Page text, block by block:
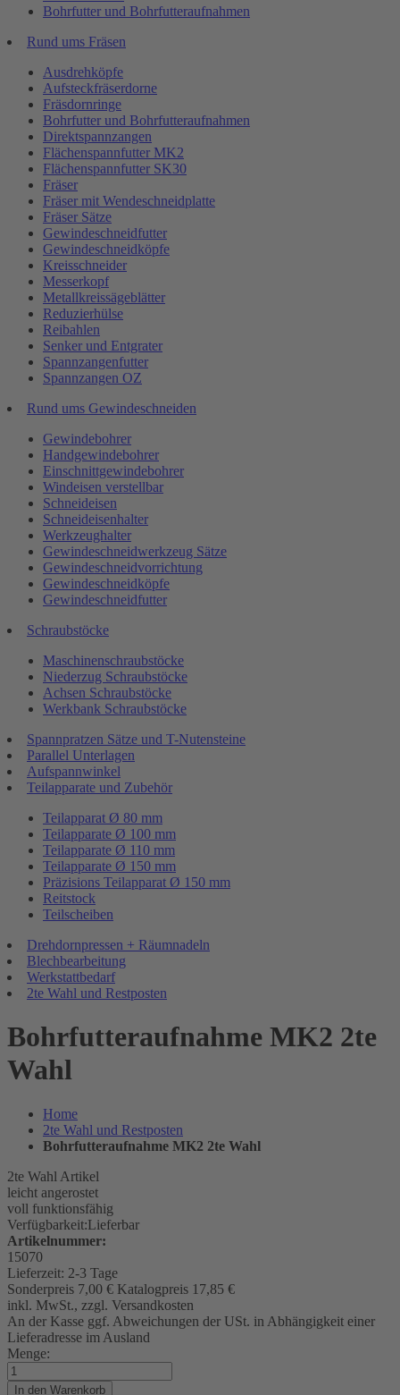
Bohrfutter und Bohrfutteraufnahmen
Rund ums Fräsen
Ausdrehköpfe
Aufsteckfräserdorne
Fräsdornringe
Bohrfutter und Bohrfutteraufnahmen
Direktspannzangen
Flächenspannfutter MK2
Flächenspannfutter SK30
Fräser
Fräser mit Wendeschneidplatte
Fräser Sätze
Gewindeschneidfutter
Gewindeschneidköpfe
Kreisschneider
Messerkopf
Metallkreissägeblätter
Reduzierhülse
Reibahlen
Senker und Entgrater
Spannzangenfutter
Spannzangen OZ
Rund ums Gewindeschneiden
Gewindebohrer
Handgewindebohrer
Einschnittgewindebohrer
Windeisen verstellbar
Schneideisen
Schneideisenhalter
Werkzeughalter
Gewindeschneidwerkzeug Sätze
Gewindeschneidvorrichtung
Gewindeschneidköpfe
Gewindeschneidfutter
Schraubstöcke
Maschinenschraubstöcke
Niederzug Schraubstöcke
Achsen Schraubstöcke
Werkbank Schraubstöcke
Spannpratzen Sätze und T-Nutensteine
Parallel Unterlagen
Aufspannwinkel
Teilapparate und Zubehör
Teilapparat Ø 80 mm
Teilapparate Ø 100 mm
Teilapparate Ø 110 mm
Teilapparate Ø 150 mm
Präzisions Teilapparat Ø 150 mm
Reitstock
Teilscheiben
Drehdornpressen + Räumnadeln
Blechbearbeitung
Werkstattbedarf
2te Wahl und Restposten
Bohrfutteraufnahme MK2 2te
Wahl
Home
2te Wahl und Restposten
Bohrfutteraufnahme MK2 2te Wahl
2te Wahl Artikel
leicht angerostet
voll funktionsfähig
Verfügbarkeit:Lieferbar
Artikelnummer:
15070
Lieferzeit: 2-3 Tage
Sonderpreis 7,00 € Katalogpreis 17,85 €
inkl. MwSt., zzgl. Versandkosten
An der Kasse ggf. Abweichungen der USt. in Abhängigkeit einer
Lieferadresse im Ausland
Menge:
In den Warenkorb